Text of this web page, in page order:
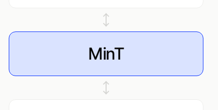
MinT